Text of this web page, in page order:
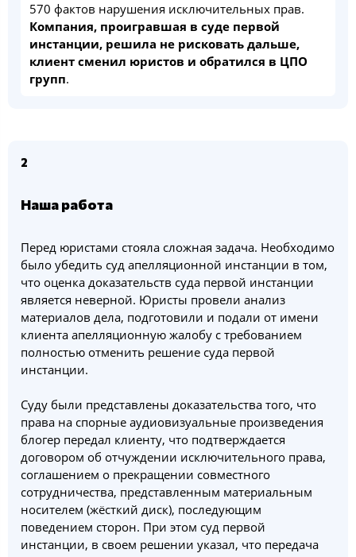
570 фактов нарушения исключительных прав.
Компания, проигравшая в суде первой
инстанции, решила не рисковать дальше,
клиент сменил юристов и обратился в ЦПО
групп.
2
Наша работа
Перед юристами стояла сложная задача. Необходимо
было убедить суд апелляционной инстанции в том,
что оценка доказательств суда первой инстанции
является неверной. Юристы провели анализ
материалов дела, подготовили и подали от имени
клиента апелляционную жалобу с требованием
полностью отменить решение суда первой
инстанции.
Суду были представлены доказательства того, что
права на спорные аудиовизуальные произведения
блогер передал клиенту, что подтверждается
договором об отчуждении исключительного права,
соглашением о прекращении совместного
сотрудничества, представленным материальным
носителем (жёсткий диск), последующим
поведением сторон. При этом суд первой
инстанции, в своем решении указал, что передача